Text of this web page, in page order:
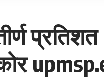
प्रतिशत